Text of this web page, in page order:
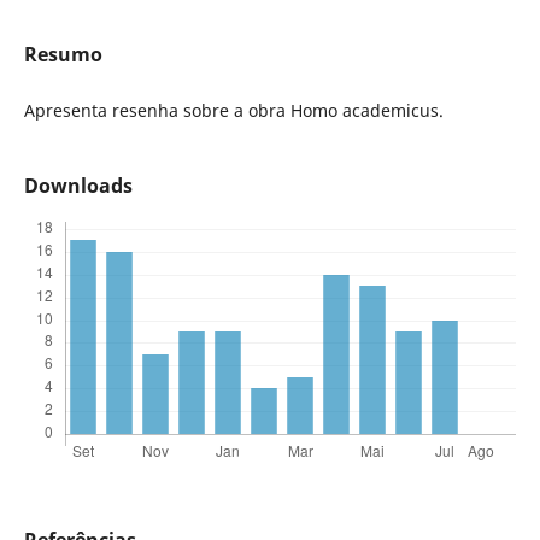
Resumo
Apresenta resenha sobre a obra Homo academicus.
Downloads